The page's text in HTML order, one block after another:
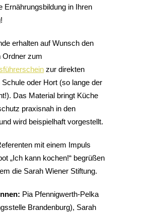
Ernährungsbildung in Ihren
erhalten auf Wunsch den
Ordner zum
zur direkten
Schule oder Hort (so lange der
Das Material bringt Küche
praxisnah in den
wird beispielhaft vorgestellt.
mit einem Impuls
„Ich kann kochen!“ begrüßen
die Sarah Wiener Stiftung.
Pia Pfennigwerth-Pelka
Brandenburg), Sarah